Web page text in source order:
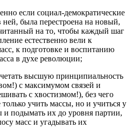
если социал-демократические
была перестроена на новый,
на то, чтобы каждый шаг
естественно вели к
к подготовке и воспитанию
в духе революции;
высшую принципиальность
с максимумом связей и
с хвостизмом!), без чего
учить массы, но и учиться у
и подымать их до уровня партии,
масс и угадывать их